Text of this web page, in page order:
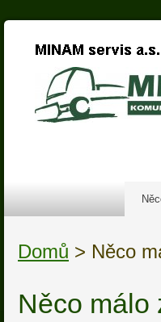
Domů > Něco
Něco málo